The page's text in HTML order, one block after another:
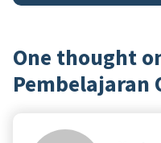
One thought
Pembelajaran